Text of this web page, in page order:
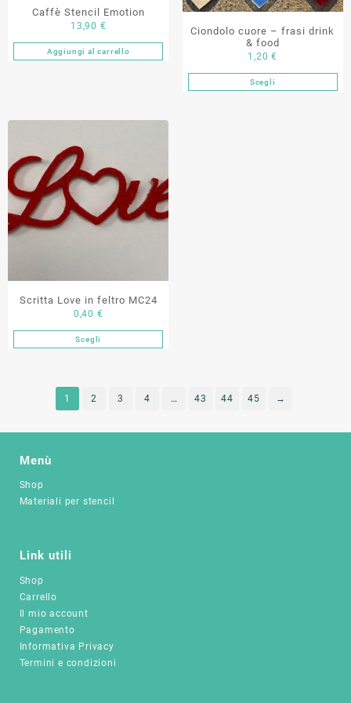
del
prodotto
Caffè Stencil Emotion
13,90 €
Aggiungi al carrello
Ciondolo cuore – frasi drink
& food
1,20€
ScegliQuesto
Scritta Love in feltro MC24
0,40 €
ScegliQuesto
più
1 2 3 4 … 43 44 45 →
Menù
Shop
Materiali per stencil
Link utili
Shop
Carrello
Il mio account
Pagamento
Informativa Privacy
Termini e condizioni